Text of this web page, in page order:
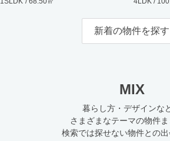
新着の物件を探す
MIX
暮らし方・デザインな
さまざまなテーマの物件ま
検索では探せない物件との出